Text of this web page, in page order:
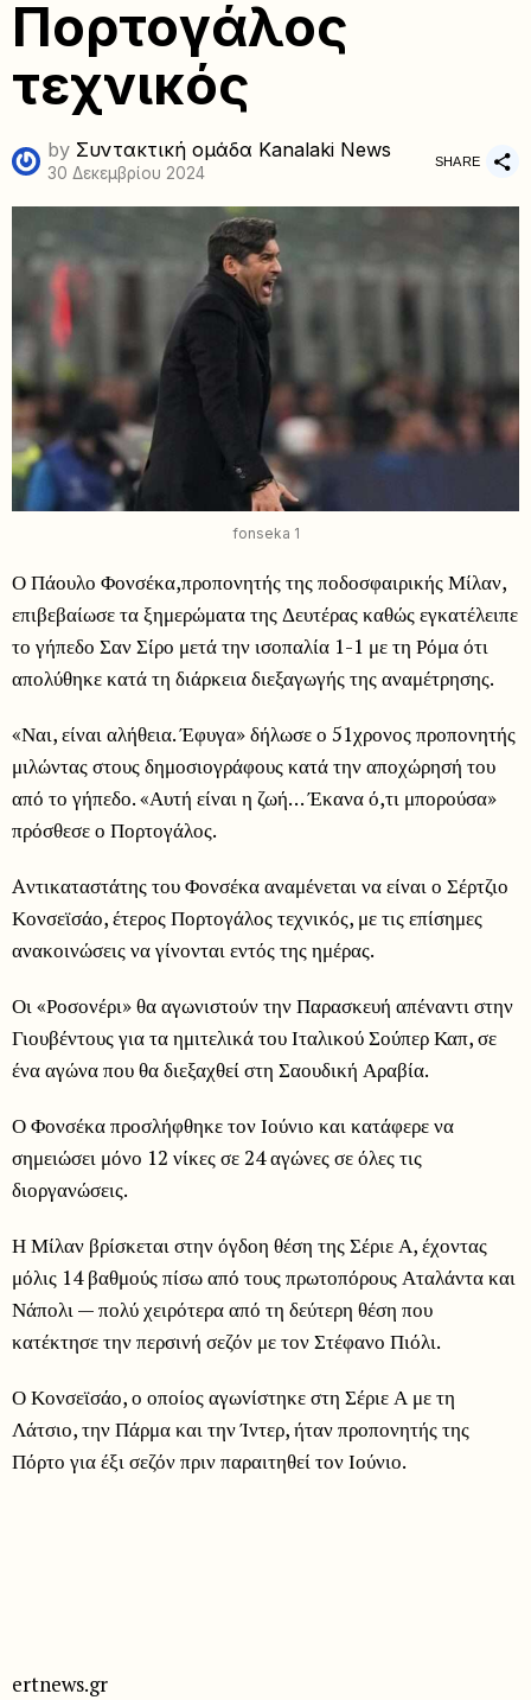
Πορτογάλος
τεχνικός
by Συντακτική ομάδα Kanalaki News
30 Δεκεμβρίου 2024
SHARE
fonseka 1
Ο Πάουλο Φονσέκα,προπονητής της ποδοσφαιρικής Μίλαν,
επιβεβαίωσε τα ξημερώματα της Δευτέρας καθώς εγκατέλειπε
το γήπεδο Σαν Σίρο μετά την ισοπαλία 1-1 με τη Ρόμα ότι
απολύθηκε κατά τη διάρκεια διεξαγωγής της αναμέτρησης.
«Ναι, είναι αλήθεια. Έφυγα» δήλωσε ο 51χρονος προπονητής
μιλώντας στους δημοσιογράφους κατά την αποχώρησή του
από το γήπεδο. «Αυτή είναι η ζωή… Έκανα ό,τι μπορούσα»
πρόσθεσε ο Πορτογάλος.
Aντικαταστάτης του Φονσέκα αναμένεται να είναι ο Σέρτζιο
Κονσεϊσάο, έτερος Πορτογάλος τεχνικός, με τις επίσημες
ανακοινώσεις να γίνονται εντός της ημέρας.
Οι «Ροσονέρι» θα αγωνιστούν την Παρασκευή απέναντι στην
Γιουβέντους για τα ημιτελικά του Ιταλικού Σούπερ Καπ, σε
ένα αγώνα που θα διεξαχθεί στη Σαουδική Αραβία.
Ο Φονσέκα προσλήφθηκε τον Ιούνιο και κατάφερε να
σημειώσει μόνο 12 νίκες σε 24 αγώνες σε όλες τις
διοργανώσεις.
Η Μίλαν βρίσκεται στην όγδοη θέση της Σέριε Α, έχοντας
μόλις 14 βαθμούς πίσω από τους πρωτοπόρους Αταλάντα και
Νάπολι — πολύ χειρότερα από τη δεύτερη θέση που
κατέκτησε την περσινή σεζόν με τον Στέφανο Πιόλι.
Ο Κονσεϊσάο, ο οποίος αγωνίστηκε στη Σέριε Α με τη
Λάτσιο, την Πάρμα και την Ίντερ, ήταν προπονητής της
Πόρτο για έξι σεζόν πριν παραιτηθεί τον Ιούνιο.
ertnews.gr